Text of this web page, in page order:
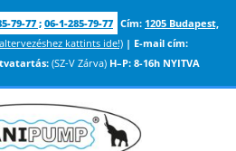
79-77 ; 06-1-285-79-77 Cím: 1205 Budapest,
kattints ide!) | E-mail cím:
(SZ-V Zárva) H–P: 8-16h NYITVA